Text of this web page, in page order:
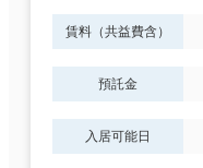
賃料（共益費含）
預託金
入居可能日